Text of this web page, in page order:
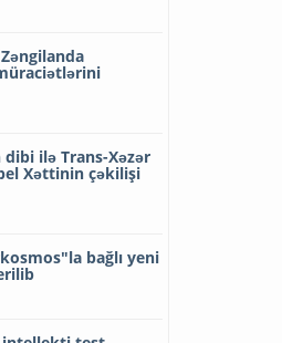
ilə Trans-Xəzər
Xəttinin çəkilişi
bağlı yeni